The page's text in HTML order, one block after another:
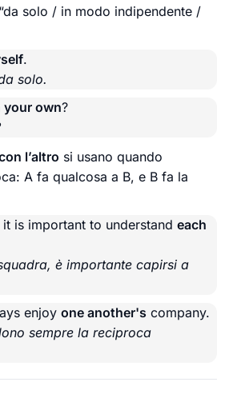
solo / in modo indipendente /
.
solo.
your own?
l’altro si usano quando
A fa qualcosa a B, e B fa la
is important to understand each
è importante capirsi a
enjoy one another's company.
sempre la reciproca